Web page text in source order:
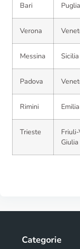
Bari Puglia
Verona
Messina Sicilia
Padova
Rimini
Trieste
Giulia
Categorie